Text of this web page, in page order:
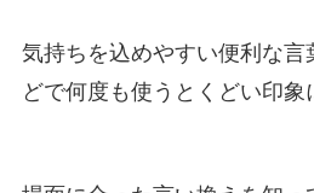
気持ちを込めやすい便利な言
どで何度も使うとくどい印象